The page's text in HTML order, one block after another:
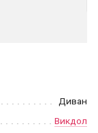
Диван
Викдол